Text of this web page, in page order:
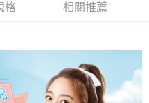
訊註冊。若發現惡意使用之情形，
費
格 相關推薦